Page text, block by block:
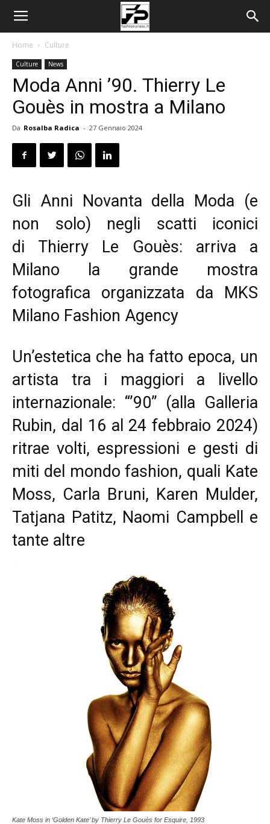
Home Culture
Culture News
Moda Anni ’90. Thierry Le
Gouès in mostra a Milano
Da Rosalba Radica - 27 Gennaio 2024
Gli Anni Novanta della Moda (e
non solo) negli scatti iconici
di Thierry Le Gouès: arriva a
Milano la grande mostra
fotografica organizzata da MKS
Milano Fashion Agency
Un’estetica che ha fatto epoca, un
artista tra i maggiori a livello
internazionale: “’90” (alla Galleria
Rubin, dal 16 al 24 febbraio 2024)
ritrae volti, espressioni e gesti di
miti del mondo fashion, quali Kate
Moss, Carla Bruni, Karen Mulder,
Tatjana Patitz, Naomi Campbell e
tante altre
Kate Moss in ‘Golden Kate’ by Thierry Le Gouès for Esquire, 1993